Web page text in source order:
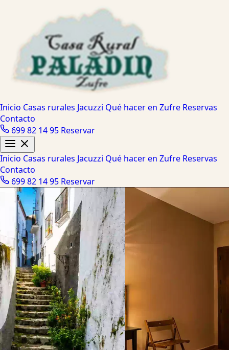
Inicio Casas rurales Jacuzzi Qué hacer en Zufre Reservas
Contacto
699 82 14 95 Reservar
Inicio Casas rurales Jacuzzi Qué hacer en Zufre Reservas
Contacto
699 82 14 95 Reservar